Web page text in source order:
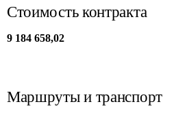
Стоимость контракта
9 184 658,02
Маршруты и транспорт